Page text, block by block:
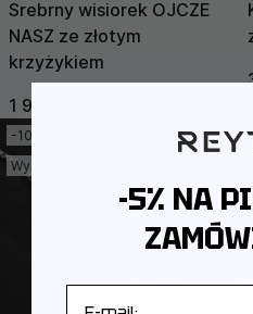
Srebrny wisiorek OJCZE
NASZ ze złotym
krzyżykiem
1 952PLN
-10%
Wysyłka 7 dni
-5% NA